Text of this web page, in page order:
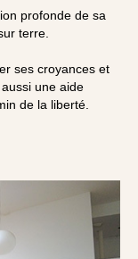
profonde de sa
terre.
ses croyances et
une aide
de la liberté.